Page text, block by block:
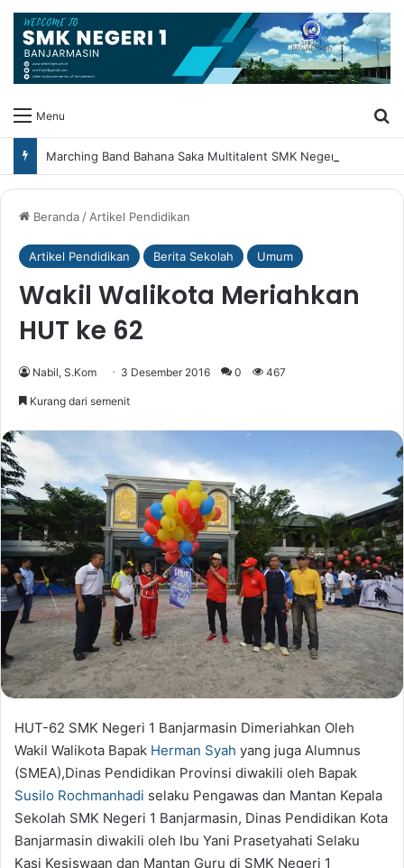
Menu
Beranda/Artikel Pendidikan
Artikel Pendidikan Berita Sekolah Umum
Wakil Walikota Meriahkan
HUT ke 62
Nabil, S.Kom 3 Desember 2016 0 467
Kurang dari semenit
HUT-62 SMK Negeri 1 Banjarmasin Dimeriahkan Oleh
Wakil Walikota Bapak Herman Syah yang juga Alumnus
(SMEA),Dinas Pendidikan Provinsi diwakili oleh Bapak
Susilo Rochmanhadi selaku Pengawas dan Mantan Kepala
Sekolah SMK Negeri 1 Banjarmasin, Dinas Pendidikan Kota
Banjarmasin diwakili oleh Ibu Yani Prasetyahati Selaku
Kasi Kesiswaan dan Mantan Guru di SMK Negeri 1